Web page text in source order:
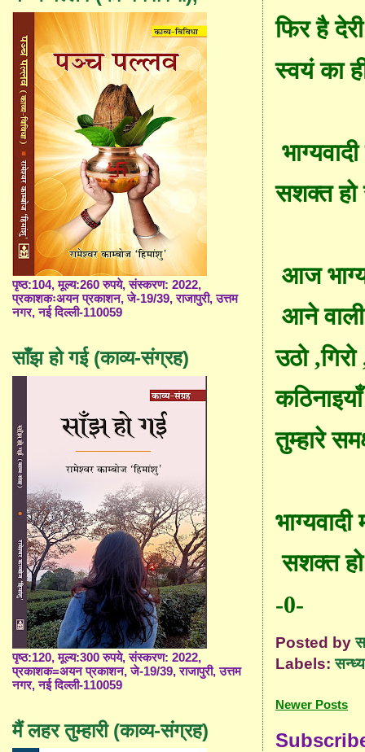
फिर है
स्वयं का
सशक्त हो
आज
आने
उठो ,गिरो
कठिनाइयाँ
तुम्हारे
सशक्त
-0-
Posted by
Labels:
Newer Posts
पृष्ठ:104, मूल्य:260 रुपये, संस्करण: 2022,
प्रकाशकःअयन प्रकाशन, जे-19/39, राजापुरी, उत्तम
नगर, नई दिल्ली-110059
साँझ हो गई (काव्य-संग्रह)
पृष्ठ:120, मूल्य:300 रुपये, संस्करण: 2022,
प्रकाशक=अयन प्रकाशन, जे-19/39, राजापुरी, उत्तम
नगर, नई दिल्ली-110059
मैं लहर तुम्हारी (काव्य-संग्रह)